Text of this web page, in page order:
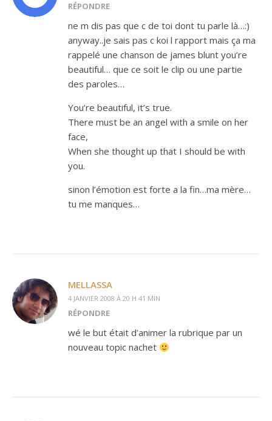
RÉPONDRE
ne m dis pas que c de toi dont tu parle là…:)
anyway..je sais pas c koi l rapport mais ça ma
rappelé une chanson de james blunt you’re
beautiful… que ce soit le clip ou une partie
des paroles…
You’re beautiful, it’s true.
There must be an angel with a smile on her
face,
When she thought up that I should be with
you.
sinon l’émotion est forte a la fin…ma mère…
tu me manques…
MELLASSA
4 JANVIER 2008 À 20 H 41 MIN
RÉPONDRE
wé le but était d’animer la rubrique par un
nouveau topic nachet